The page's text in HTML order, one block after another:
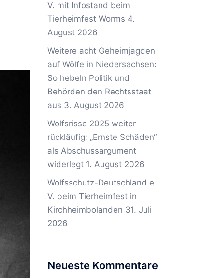
V. mit Infostand beim
Tierheimfest Worms 4.
August 2026
Weitere acht Geheimjagden
auf Wölfe in Niedersachsen:
So hebeln Politik und
Behörden den Rechtsstaat
aus 3. August 2026
Wolfsrisse 2025 weiter
rückläufig: „Ernste Schäden“
als Abschussargument
widerlegt 1. August 2026
Wolfsschutz-Deutschland e.
V. beim Tierheimfest in
Kirchheimbolanden 31. Juli
2026
Neueste Kommentare